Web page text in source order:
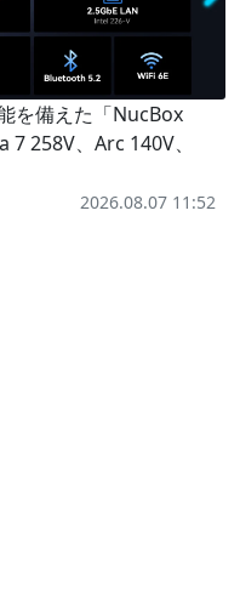
を備えた「NucBox
258V、Arc 140V、
2026.08.07 11:52